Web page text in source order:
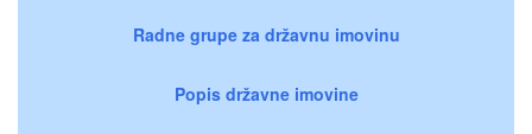
Radne grupe za državnu imovinu
Popis državne imovine